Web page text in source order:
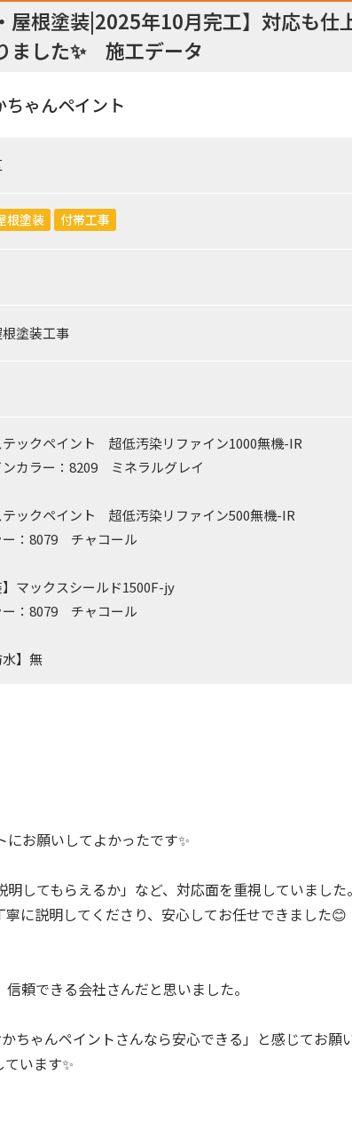
屋根塗装|2025年10月完工】対応も
ました✨ 施工データ
ゃんペイント
根塗装 付帯工事
塗装工事
テックペイント 超低汚染リファイン1000無機-IR
ー：8209 ミネラルグレイ
テックペイント 超低汚染リファイン500無機-IR
チャコール
】マックスシールド1500F-jy
チャコール
水】無
お願いしてよかったです✨
してもらえるか」など、対応面を重視していました
に説明してくださり、安心してお任せできました😊
頼できる会社さんだと思いました。
ちゃんペイントさんなら安心できる」と感じてお願
います✨